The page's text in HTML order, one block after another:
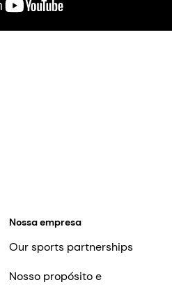
Nossa empresa
Our sports partnerships
Nosso propósito e